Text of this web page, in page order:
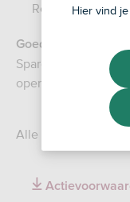
RegioBank)
Goed om te weten:
Sparen geen
openen, maar dat
Alle spelregels vind
Hier vind